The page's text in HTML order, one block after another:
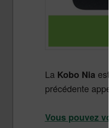
La Kobo Nia
précédente
Vous pouvez